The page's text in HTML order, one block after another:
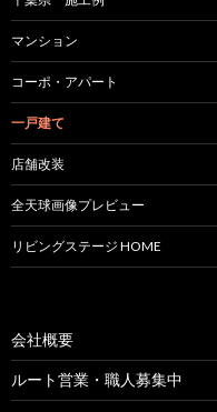
マンション
コーポ・アパート
一戸建て
店舗改装
全天球画像プレビュー
リビングステージ HOME
会社概要
ルート営業・職人募集中